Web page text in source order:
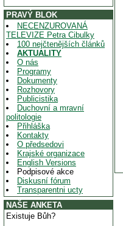
PRAVÝ BLOK
NECENZUROVANÁ
TELEVIZE Petra Cibulky
100 nejčtenějších článků
AKTUALITY
O nás
Programy
Dokumenty
Rozhovory
Publicistika
Duchovní a mravní
politologie
Přihláška
Kontakty
O předsedovi
Krajské organizace
English Versions
Podpisové akce
Diskusní fórum
Transparentni ucty
NAŠE ANKETA
Existuje Bůh?